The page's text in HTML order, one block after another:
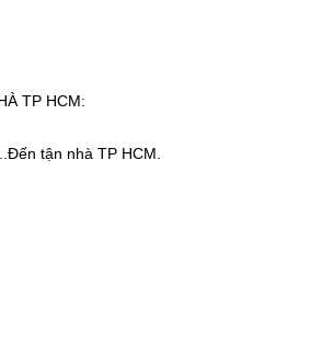
TP HCM:
tận nhà TP HCM.